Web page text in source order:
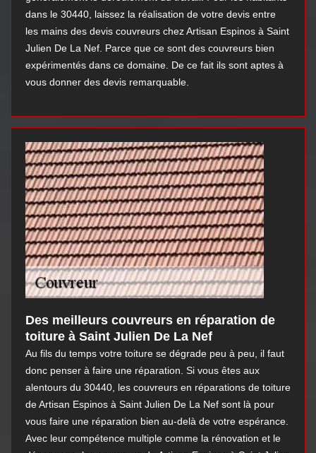
dans le 30440, laissez la réalisation de votre devis entre
les mains des devis couvreurs chez Artisan Espinos à Saint
Julien De La Nef. Parce que ce sont des couvreurs bien
expérimentés dans ce domaine. De ce fait ils sont aptes à
vous donner des devis remarquable.
Des meilleurs couvreurs en réparation de
toiture à Saint Julien De La Nef
Au fils du temps votre toiture se dégrade peu à peu, il faut
donc penser à faire une réparation. Si vous êtes aux
alentours du 30440, les couvreurs en réparations de toiture
de Artisan Espinos à Saint Julien De La Nef sont là pour
vous faire une réparation bien au-delà de votre espérance.
Avec leur compétence multiple comme la rénovation et le